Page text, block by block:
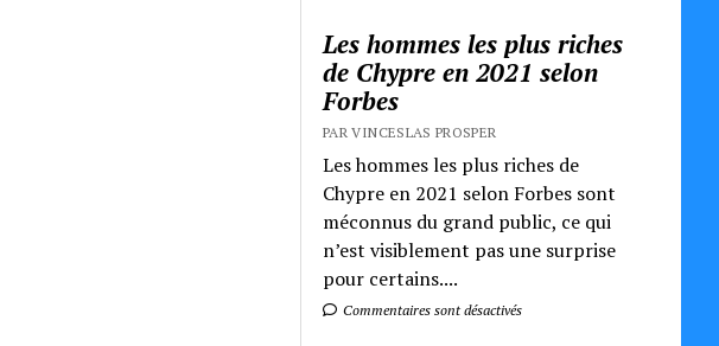
Les hommes les plus riches
de Chypre en 2021 selon
Forbes
PAR VINCESLAS PROSPER
Les hommes les plus riches de
Chypre en 2021 selon Forbes sont
méconnus du grand public, ce qui
n’est visiblement pas une surprise
pour certains....
Commentaires sont désactivés